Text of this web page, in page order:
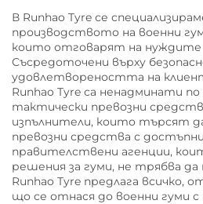
В Runhao Tyre се
производството на военни
които отговарят на
Съсредоточени върху
удовлетвореността на
Runhao Tyre са ненадминати
тактически превозни
изпълнители, които търсят
превозни средства с
правителствени агенции,
решения за гуми, не трябва
Runhao Tyre предлага всичко,
що се отнася до военни гуми с